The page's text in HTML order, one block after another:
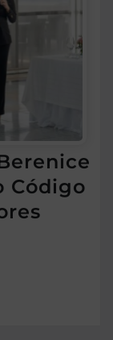
Código